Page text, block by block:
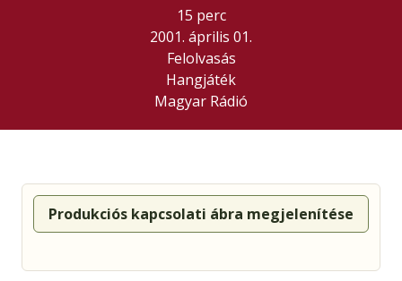
15 perc
2001. április 01.
Felolvasás
Hangjáték
Magyar Rádió
Produkciós kapcsolati ábra megjelenítése